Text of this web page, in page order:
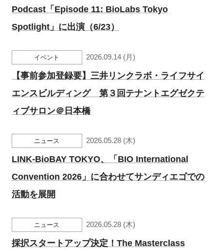
施設・アクセス
イベントお知らせメール登録
Podcast「Episode 11: BioLabs Tokyo
Spotlight」に出演（6/23）
イベント 2026.09.14 (月)
【事前参加登録要】三井リンクラボ・ライフサイ
エンスビルディング 第３回テナントエグゼクテ
ィブサロン＠日本橋
ニュース 2026.05.28 (木)
LINK-BioBAY TOKYO、「BIO International
Convention 2026」に合わせてサンディエゴでの
活動を展開
ニュース 2026.05.28 (木)
採択スタートアップ決定！The Masterclass